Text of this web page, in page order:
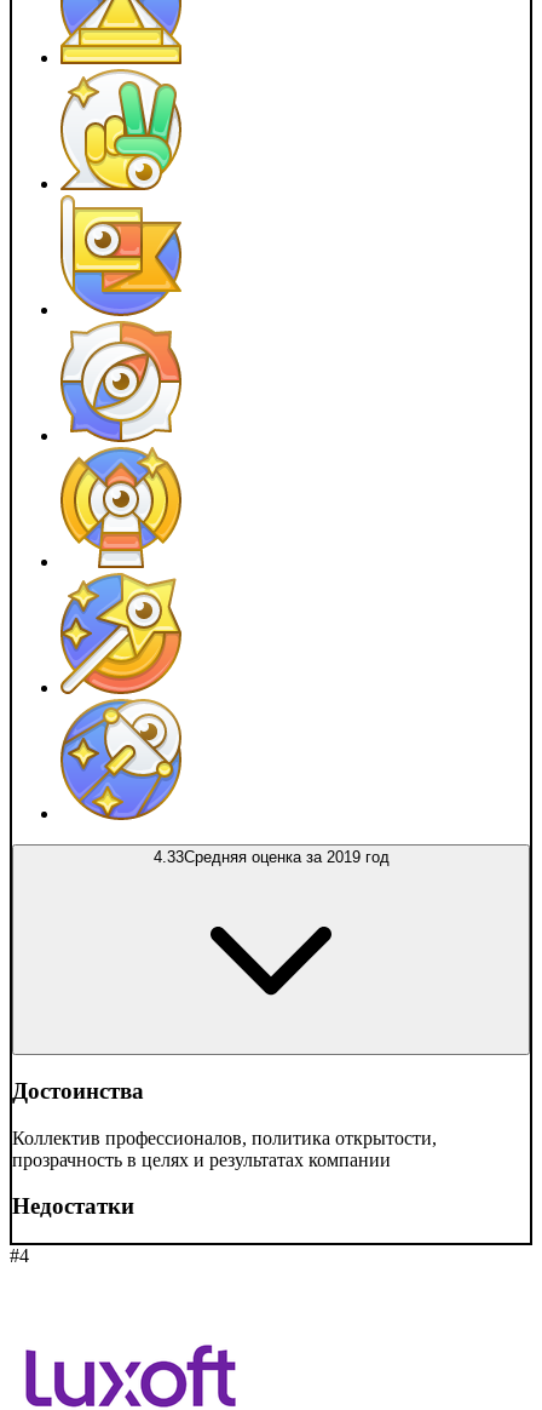
4.33Средняя оценка за 2019 год
Достоинства
Коллектив профессионалов, политика открытости,
прозрачность в целях и результатах компании
Недостатки
#4